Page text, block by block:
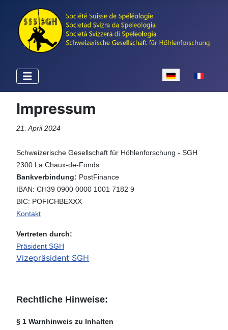
Sprache
Impressum
21. April 2024
Schweizerische Gesellschaft für Höhlenforschung - SGH
2300 La Chaux-de-Fonds
Bankverbindung: PostFinance
IBAN: CH39 0900 0000 1001 7182 9
BIC: POFICHBEXXX
Kontakt
Vertreten durch:
Präsident SGH
Vizepräsident SGH
Rechtliche Hinweise:
§ 1 Warnhinweis zu Inhalten